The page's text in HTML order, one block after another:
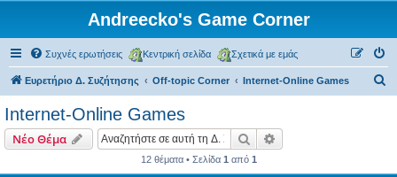
Andreecko's Game Corner
Συχνές ερωτήσεις Κεντρική σελίδα Σχετικά με εμάς
Ευρετήριο Δ. Συζήτησης Off-topic Corner Internet-Online Games
Internet-Online Games
Νέο Θέμα Αναζήτηση
12 θέματα • Σελίδα 1 από 1